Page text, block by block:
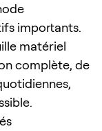
importants.
matériel
complète, de